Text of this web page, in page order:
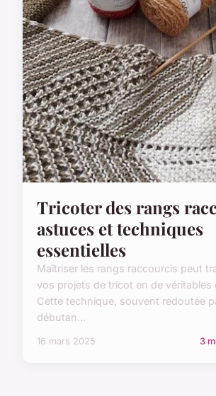
Tricoter des rangs
astuces et techniques
essentielles
Maîtriser les rangs raccourcis peut
vos projets de tricot en de
Cette technique, souvent redoutée
débutan...
16 mars 2025 3